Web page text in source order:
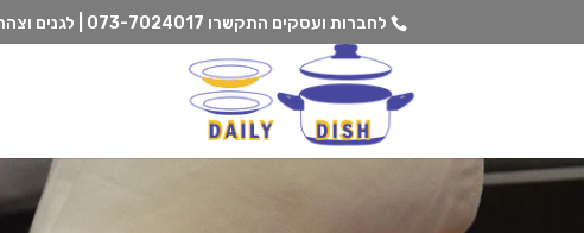
לחברות ועסקים התקשרו 073-7024017 | לגנים וצהרונים התקשרו